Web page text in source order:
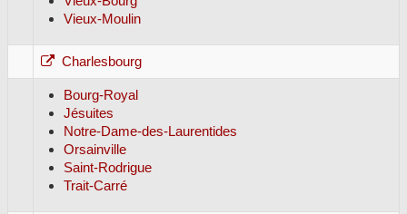
Vieux-Moulin
Charlesbourg
Bourg-Royal
Jésuites
Notre-Dame-des-Laurentides
Orsainville
Saint-Rodrigue
Trait-Carré